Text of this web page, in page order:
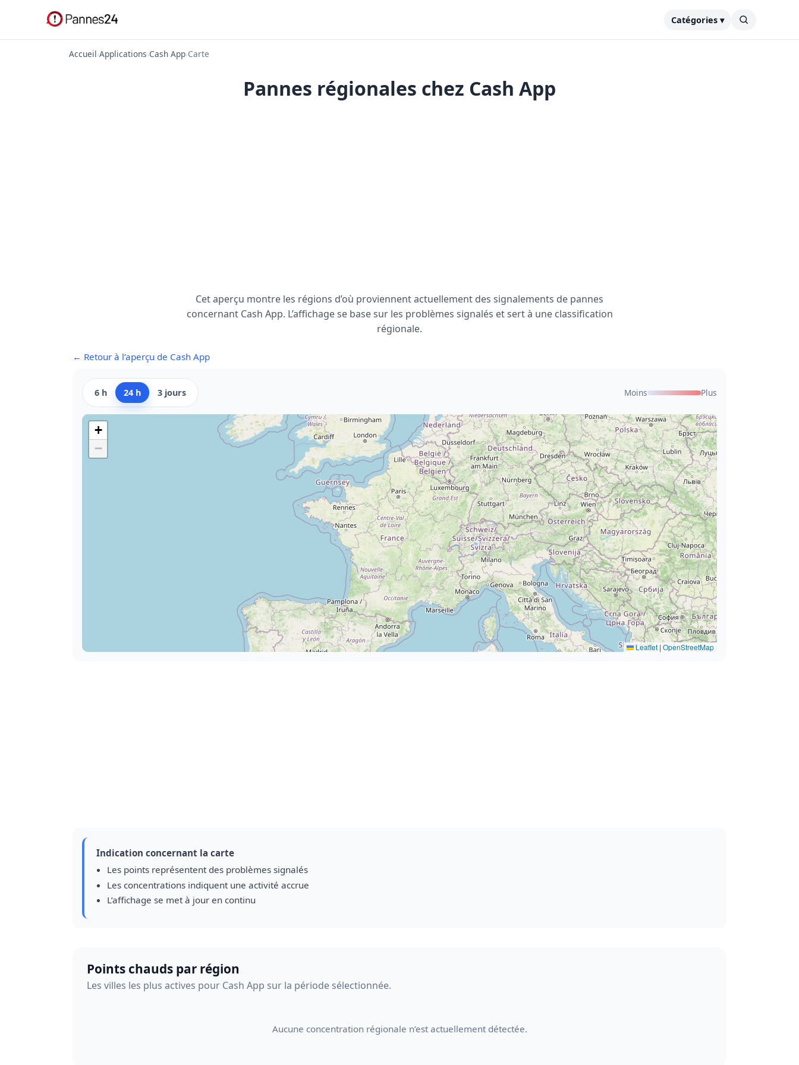
Catégories ▾
Accueil›Applications›Cash App›Carte
Pannes régionales chez Cash App
Cet aperçu montre les régions d’où proviennent actuellement des signalements de pannes
concernant Cash App. L’affichage se base sur les problèmes signalés et sert à une classification
régionale.
← Retour à l’aperçu de Cash App
6 h 24 h 3 jours Moins Plus
+
−
Leaflet | OpenStreetMap
Indication concernant la carte
Les points représentent des problèmes signalés
Les concentrations indiquent une activité accrue
L’affichage se met à jour en continu
Points chauds par région
Les villes les plus actives pour Cash App sur la période sélectionnée.
Aucune concentration régionale n’est actuellement détectée.